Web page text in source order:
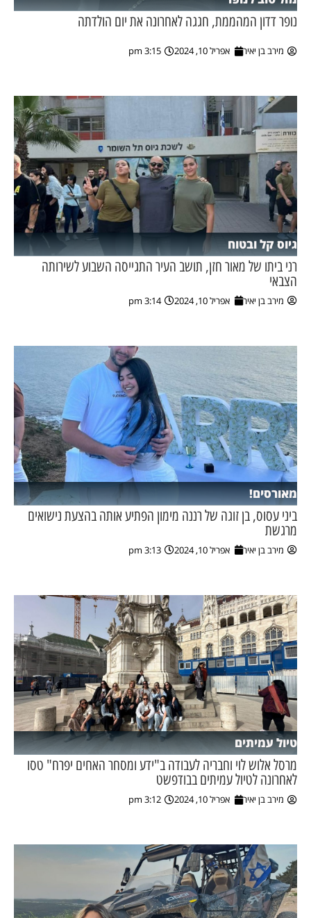
נופר דדון המהממת, חגגה לאחרונה את יום הולדתה
מירב בן יאיר אפריל 10, 2024 3:15 pm
גיוס קל ובטוח
רני ביתו של מאור חזן, תושב העיר התגייסה השבוע לשירותה
הצבאי
מירב בן יאיר אפריל 10, 2024 3:14 pm
מאורסים!
ביני עסוס, בן זוגה של רננה מימון הפתיע אותה בהצעת נישואים
מרגשת
מירב בן יאיר אפריל 10, 2024 3:13 pm
טיול עמיתים
מרסל אלוש לוי וחבריה לעבודה ב"ידע ומסחר האחים יפרח" טסו
לאחרונה לטיול עמיתים בבודפשט
מירב בן יאיר אפריל 10, 2024 3:12 pm